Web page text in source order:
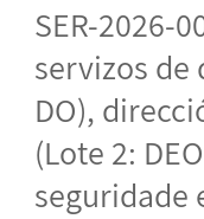
SER-2026-
servizos de
DO),
(Lote 2:
seguridade